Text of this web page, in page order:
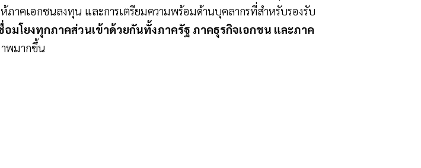
าคเอกชนลงทุน และการเตรียมความพร้อมด้านบุคลากรที่สำหรับรองรับ
มโยงทุกภาคส่วนเข้าด้วยกันทั้งภาครัฐ ภาคธุรกิจเอกชน และภาค
พมากขึ้น